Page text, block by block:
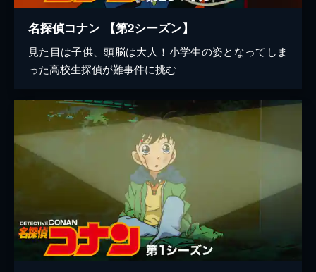
名探偵コナン 【第2シーズン】
見た目は子供、頭脳は大人！小学生の姿となってしま
った高校生探偵が難事件に挑む